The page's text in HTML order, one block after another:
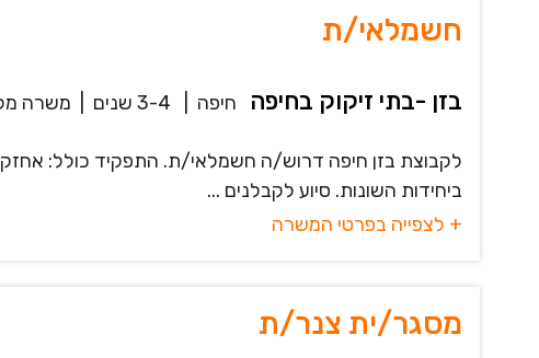
חשמלאי/ת
בזן -בתי זיקוק בחיפה חיפה 3-4 שנים משרה
לקבוצת בזן חיפה דרוש/ה חשמלאי/ת. התפקיד כולל:
ביחידות השונות. סיוע לקבלנים ...
+ לצפייה בפרטי המשרה
מסגר/ית צנר/ת